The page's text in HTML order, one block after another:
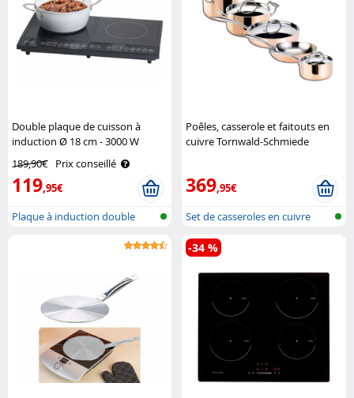
Double plaque de cuisson à
induction Ø 18 cm - 3000 W
189,90€ Prix conseillé
119,95€
Plaque à induction double
Poêles, casserole et faitouts en
cuivre Tornwald-Schmiede
369,95€
Set de casseroles en cuivre
-34 %